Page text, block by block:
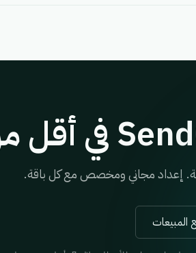
إعداد مجاني ومخصص مع كل باقة.